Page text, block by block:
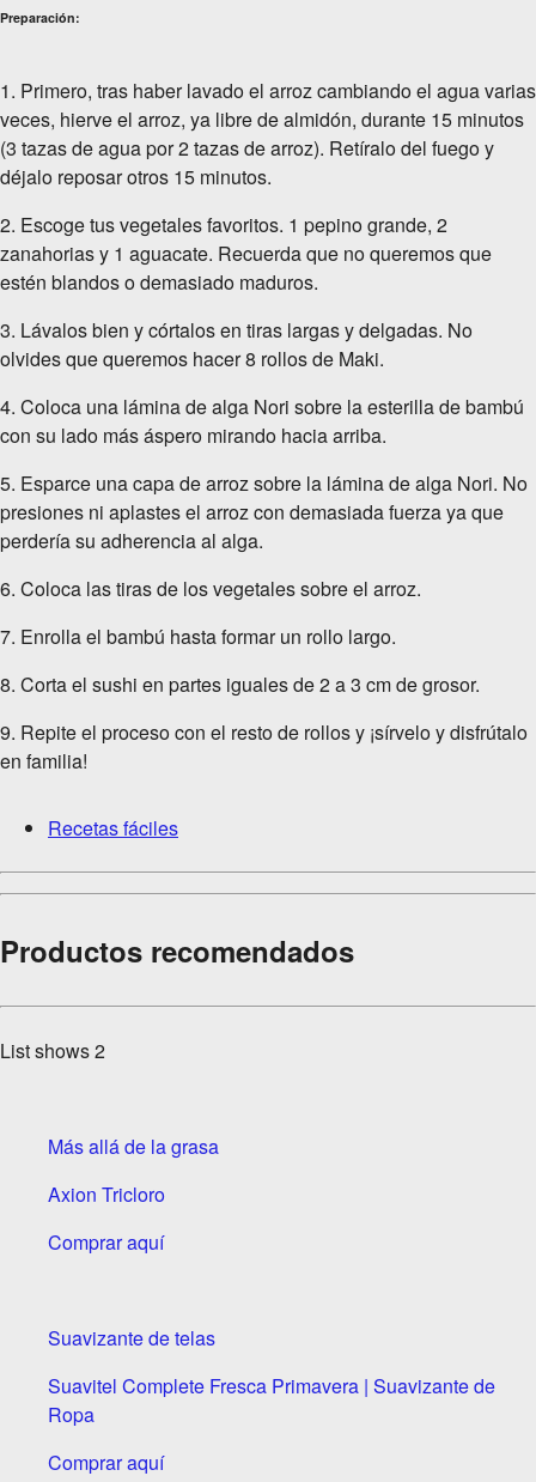
Preparación:
1. Primero, tras haber lavado el arroz cambiando el agua varias
veces, hierve el arroz, ya libre de almidón, durante 15 minutos
(3 tazas de agua por 2 tazas de arroz). Retíralo del fuego y
déjalo reposar otros 15 minutos.
2. Escoge tus vegetales favoritos. 1 pepino grande, 2
zanahorias y 1 aguacate. Recuerda que no queremos que
estén blandos o demasiado maduros.
3. Lávalos bien y córtalos en tiras largas y delgadas. No
olvides que queremos hacer 8 rollos de Maki.
4. Coloca una lámina de alga Nori sobre la esterilla de bambú
con su lado más áspero mirando hacia arriba.
5. Esparce una capa de arroz sobre la lámina de alga Nori. No
presiones ni aplastes el arroz con demasiada fuerza ya que
perdería su adherencia al alga.
6. Coloca las tiras de los vegetales sobre el arroz.
7. Enrolla el bambú hasta formar un rollo largo.
8. Corta el sushi en partes iguales de 2 a 3 cm de grosor.
9. Repite el proceso con el resto de rollos y ¡sírvelo y disfrútalo
en familia!
Recetas fáciles
Productos recomendados
List shows2
Más allá de la grasa
Axion Tricloro
Comprar aquí
Suavizante de telas
Suavitel Complete Fresca Primavera | Suavizante de
Ropa
Comprar aquí